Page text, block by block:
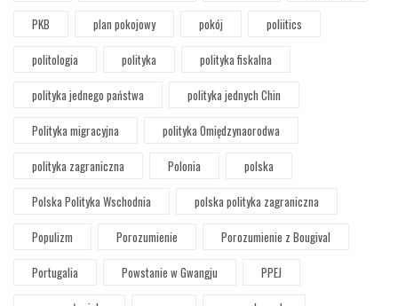
PKB
plan pokojowy pokój
poliitics
politologia
polityka
polityka fiskalna
polityka jednego państwa
polityka jednych Chin
Polityka migracyjna
polityka Omiędzynaorodwa
polityka zagraniczna
Polonia
polska
Polska Polityka Wschodnia
polska polityka zagraniczna
Populizm
Porozumienie
Porozumienie z Bougival
Portugalia
Powstanie w Gwangju
PPEJ